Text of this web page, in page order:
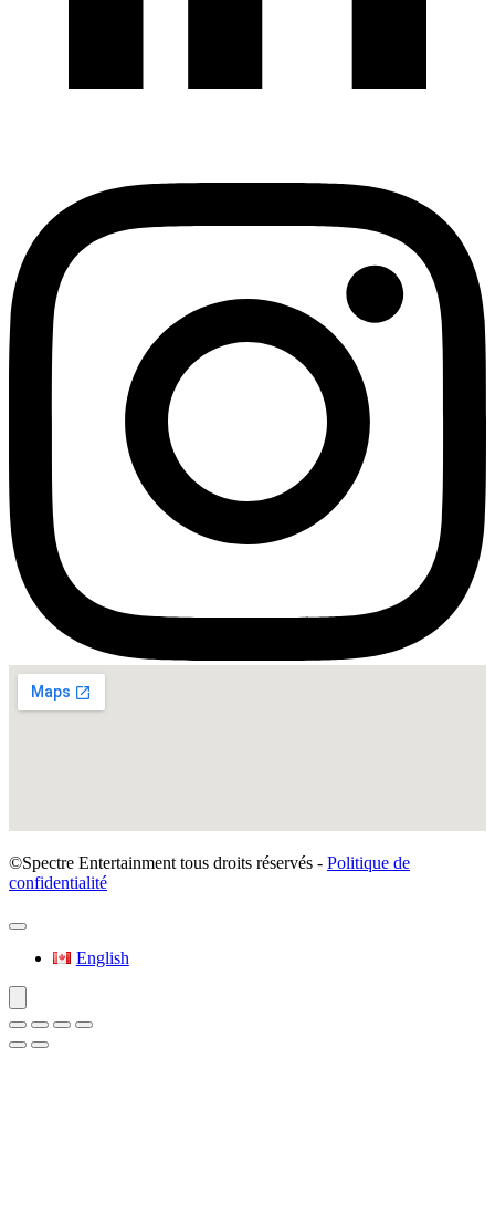
©Spectre Entertainment tous droits réservés - Politique de
confidentialité
English